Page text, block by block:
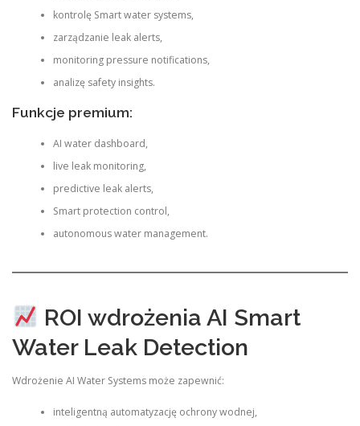
kontrolę Smart water systems,
zarządzanie leak alerts,
monitoring pressure notifications,
analizę safety insights.
Funkcje premium:
AI water dashboard,
live leak monitoring,
predictive leak alerts,
Smart protection control,
autonomous water management.
ROI wdrożenia AI Smart
Water Leak Detection
Wdrożenie AI Water Systems może zapewnić:
inteligentną automatyzację ochrony wodnej,